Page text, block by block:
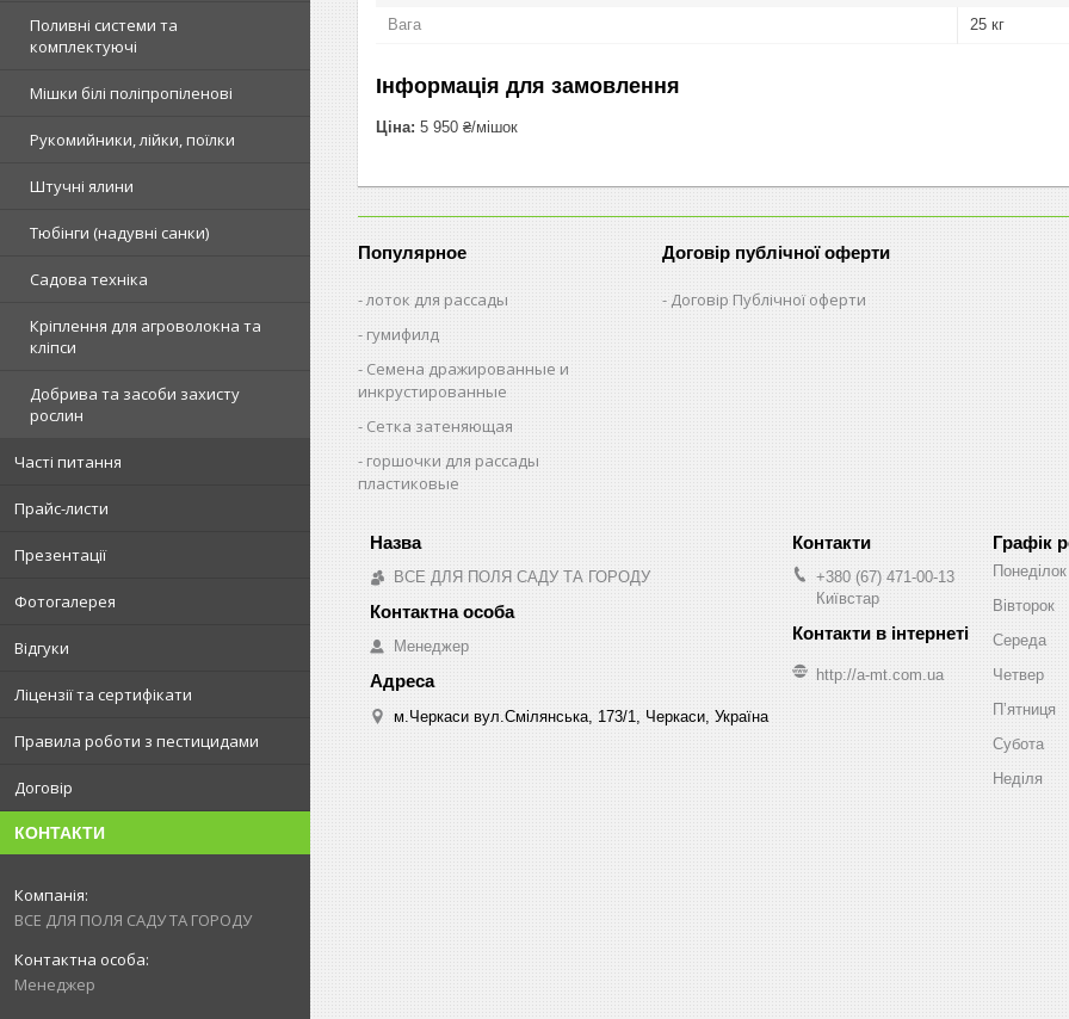
Поливні системи та
комплектуючі
Мішки білі поліпропіленові
Рукомийники, лійки, поїлки
Штучні ялини
Тюбінги (надувні санки)
Садова техніка
Кріплення для агроволокна та
кліпси
Добрива та засоби захисту
рослин
Часті питання
Прайс-листи
Презентації
Фотогалерея
Відгуки
Ліцензії та сертифікати
Правила роботи з пестицидами
Договір
КОНТАКТИ
ВСЕ ДЛЯ ПОЛЯ САДУ ТА ГОРОДУ
Менеджер
Вага 25 кг
Інформація для замовлення
Ціна: 5 950 ₴/мішок
Популярное
лоток для рассады
гумифилд
Семена дражированные и
инкрустированные
Сетка затеняющая
горшочки для рассады
пластиковые
Договір публічної оферти
Договір Публічної оферти
ВСЕ ДЛЯ ПОЛЯ САДУ ТА ГОРОДУ
Менеджер
м.Черкаси вул.Смілянська, 173/1, Черкаси, Україна
+380 (67) 471-00-13
Київстар
http://a-mt.com.ua
Графік
Понеділок
Вівторок
Середа
Четвер
Пʼятниця
Субота
Неділя